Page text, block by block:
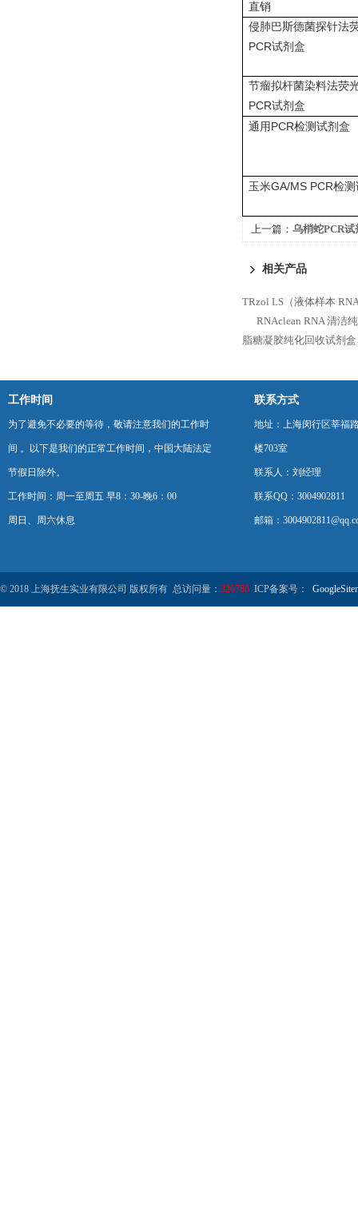
直销
侵肺巴斯德菌探针法
PCR试剂盒
节瘤拟杆菌染料法荧
PCR试剂盒
通用 PCR检测试剂盒
玉米GA/MS PCR检测
上一篇： 乌梢蛇PCR试
相关产品
TRzol LS（液体样本
RNAclean RNA 清洁
脂糖凝胶纯化回收试剂盒
工作时间
为了避免不必要的等待，敬请注意我们的工作时
间 。以下是我们的正常工作时间，中国大陆法定
节假日除外。
工作时间：周一至周五 早8：30-晚6：00
周日、周六休息
联系方式
地址：上海闵行区莘福
楼703室
联系人：刘经理
联系QQ：3004902811
邮箱：
© 2018 上海抚生实业有限公司 版权所有 总访问量： 326780 ICP备案号：